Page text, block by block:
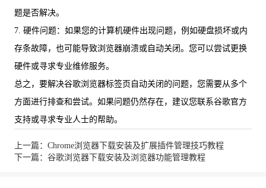
题是否解决。
7. 硬件问题：如果您的计算机硬件出现问题，例如硬盘损坏或内
存条故障，也可能导致浏览器崩溃或自动关闭。您可以尝试更换
硬件或寻求专业维修服务。
总之，要解决谷歌浏览器标签页自动关闭的问题，您需要从多个
方面进行排查和尝试。如果问题仍然存在，建议您联系谷歌官方
支持或寻求专业人士的帮助。
上一篇：Chrome浏览器下载安装及扩展插件管理技巧教程
下一篇：谷歌浏览器下载安装及浏览器功能管理教程